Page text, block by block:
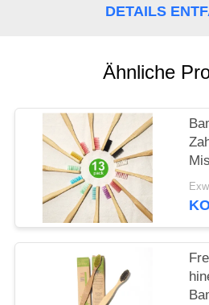
DATENSCHUTZ-
BESTIMMUNGEN
DETAILS
Ähnliche